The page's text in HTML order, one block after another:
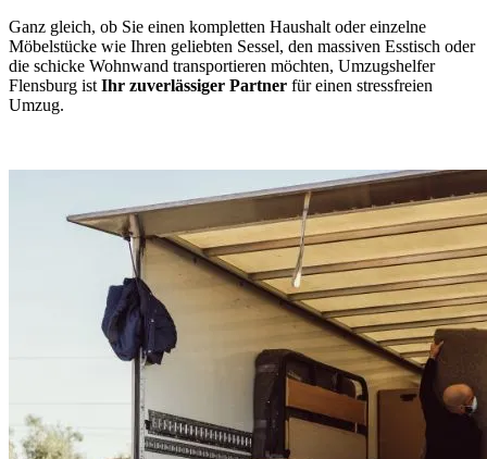
Ganz gleich, ob Sie einen kompletten Haushalt oder einzelne
Möbelstücke wie Ihren geliebten Sessel, den massiven Esstisch oder
die schicke Wohnwand transportieren möchten, Umzugshelfer
Flensburg ist Ihr zuverlässiger Partner für einen stressfreien
Umzug.